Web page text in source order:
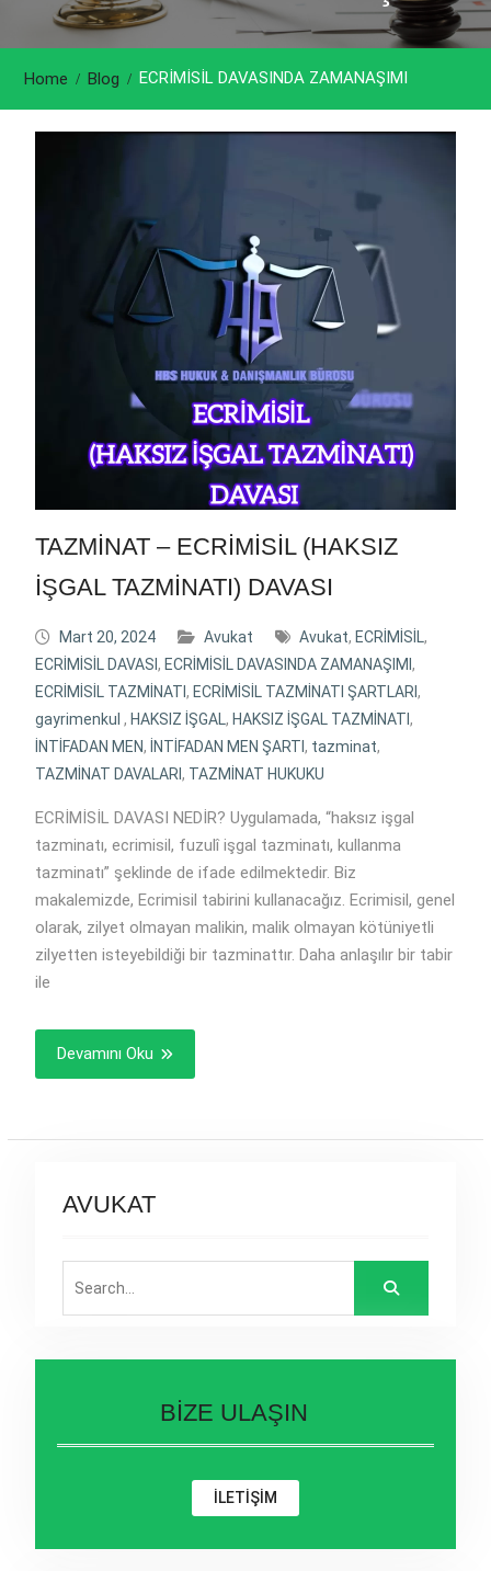
Home Blog ECRİMİSİL DAVASINDA ZAMANAŞIMI
TAZMİNAT – ECRİMİSİL (HAKSIZ
İŞGAL TAZMİNATI) DAVASI
Mart 20, 2024 Avukat Avukat, ECRİMİSİL,
ECRİMİSİL DAVASI , ECRİMİSİL DAVASINDA ZAMANAŞIMI ,
ECRİMİSİL TAZMİNATI , ECRİMİSİL TAZMİNATI ŞARTLARI ,
gayrimenkul , HAKSIZ İŞGAL, HAKSIZ İŞGAL TAZMİNATI ,
İNTİFADAN MEN, İNTİFADAN MEN ŞARTI , tazminat,
TAZMİNAT DAVALARI , TAZMİNAT HUKUKU
ECRİMİSİL DAVASI NEDİR? Uygulamada, “haksız işgal
tazminatı, ecrimisil, fuzulî işgal tazminatı, kullanma
tazminatı” şeklinde de ifade edilmektedir. Biz
makalemizde, Ecrimisil tabirini kullanacağız. Ecrimisil, genel
olarak, zilyet olmayan malikin, malik olmayan kötüniyetli
zilyetten isteyebildiği bir tazminattır. Daha anlaşılır bir tabir
ile
Devamını Oku
AVUKAT
for:
BİZE ULAŞIN
İLETİŞİM